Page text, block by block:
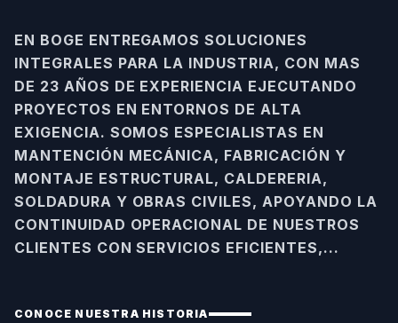
EN BOGE ENTREGAMOS SOLUCIONES
INTEGRALES PARA LA INDUSTRIA, CON MAS
DE 23 AÑOS DE EXPERIENCIA EJECUTANDO
PROYECTOS EN ENTORNOS DE ALTA
EXIGENCIA. SOMOS ESPECIALISTAS EN
MANTENCIÓN MECÁNICA, FABRICACIÓN Y
MONTAJE ESTRUCTURAL, CALDERERIA,
SOLDADURA Y OBRAS CIVILES, APOYANDO LA
CONTINUIDAD OPERACIONAL DE NUESTROS
CLIENTES CON SERVICIOS EFICIENTES,...
CONOCE NUESTRA HISTORIA